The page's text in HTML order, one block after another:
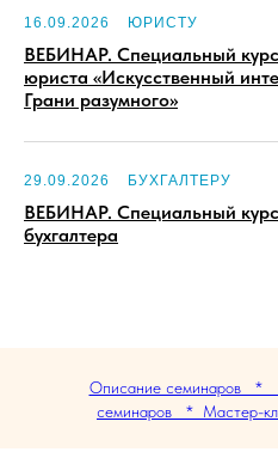
16.09.2026 ЮРИСТУ
ВЕБИНАР. Специальный
юриста «Искусственный
Грани разумного»
29.09.2026 БУХГАЛТЕРУ
ВЕБИНАР. Специальный
бухгалтера
Описание семинаров *
семинаров * Мастер-